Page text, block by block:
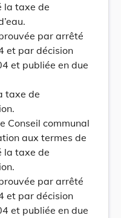
la taxe de
par arrêté
et par décision
et publiée en due
taxe de
Conseil communal
aux termes de
la taxe de
par arrêté
et par décision
et publiée en due